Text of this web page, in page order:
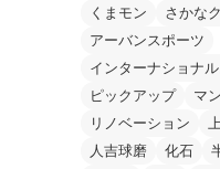
くまモン
さかな
アーバンスポーツ
インターナショナ
ピックアップ
マ
リノベーション
人吉球磨
化石